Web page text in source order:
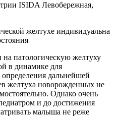
ISIDA Левобережная,
желтухе индивидуальна
патологическую желтуху
в динамике для
дальнейшей
желтуха новорожденных не
Однако очень
и до достижения
малыша не реже